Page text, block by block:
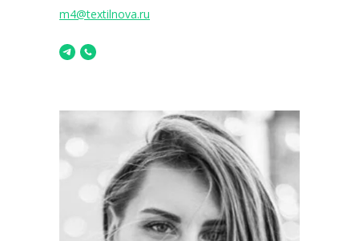
m4@textilnova.ru